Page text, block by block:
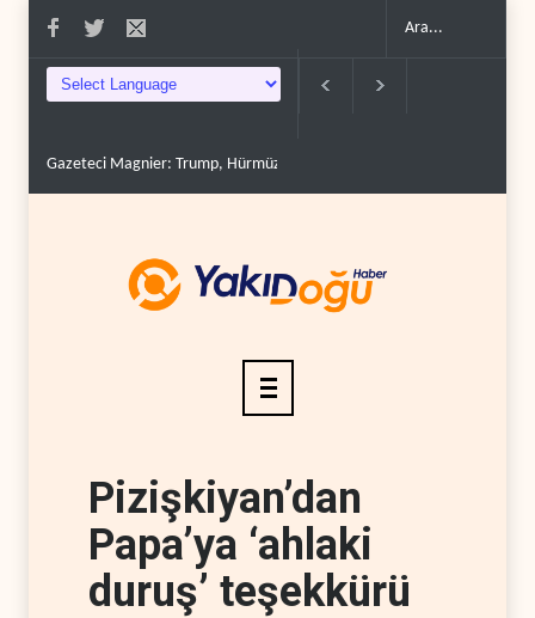
Gazeteci Magnier: Trump, Hürmüz Boğazı denetimini doğru..
Pizişkiyan’dan
Papa’ya ‘ahlaki
duruş’ teşekkürü